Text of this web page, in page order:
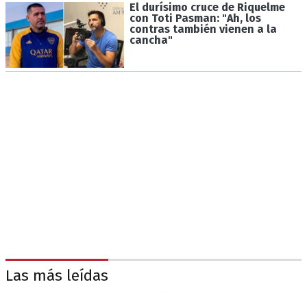
El durísimo cruce de Riquelme
con Toti Pasman: "Ah, los
contras también vienen a la
cancha"
Las más leídas